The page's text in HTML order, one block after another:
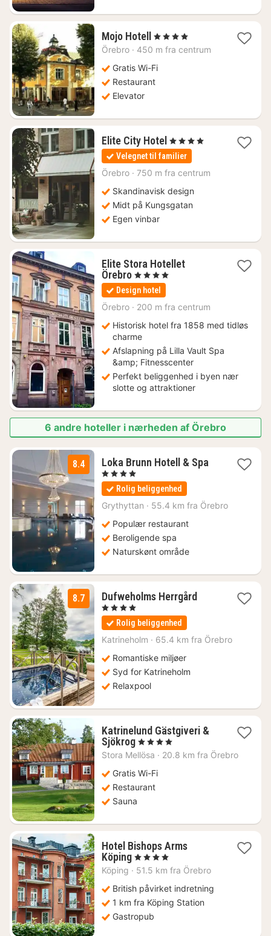
Mojo Hotell 1
nat
756
kr.
, 4 Stjerner
Örebro · 450 m fra centrum
Gratis Wi-Fi
Restaurant
Elevator
Elite City Hotel 1
nat
fra
717
, 4 Stjerner
Velegnet til familier
Örebro · 750 m fra centrum
Skandinavisk design
Midt på Kungsgatan
Egen vinbar
Elite Stora Hotellet
Örebro1
nat
fra
773
, 4 Stjerner
Design hotel
Örebro · 200 m fra centrum
Historisk hotel fra 1858 med tidløs
charme
Afslapning på Lilla Vault Spa
&amp; Fitnesscenter
Perfekt beliggenhed i byen nær
slotte og attraktioner
6 andre hoteller i nærheden af Örebro
8.4 Loka Brunn Hotell & Spa1
kr.
, 4 Stjerner
Rolig beliggenhed
Grythyttan · 55.4 km fra Örebro
Populær restaurant
Beroligende spa
Naturskønt område
8.7 Dufweholms Herrgård1
kr.
, 4 Stjerner
Rolig beliggenhed
Katrineholm · 65.4 km fra Örebro
Romantiske miljøer
Syd for Katrineholm
Relaxpool
Katrinelund Gästgiveri &
Sjökrog1
nat
1675
kr.
, 4 Stjerner
Stora Mellösa · 20.8 km fra Örebro
Gratis Wi-Fi
Restaurant
Sauna
Hotel Bishops Arms
Köping1
nat
727
kr.
, 4 Stjerner
Köping · 51.5 km fra Örebro
British påvirket indretning
1 km fra Köping Station
Gastropub